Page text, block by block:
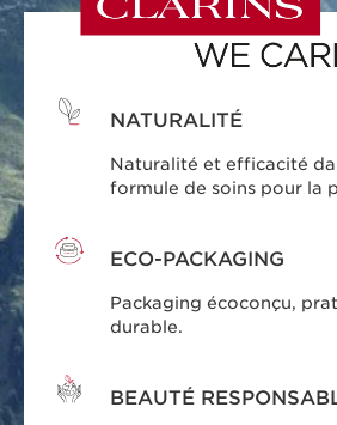
NATURALITÉ
Naturalité et efficacité
formule de soins pour la
ECO-PACKAGING
Packaging écoconçu,
durable.
BEAUTÉ